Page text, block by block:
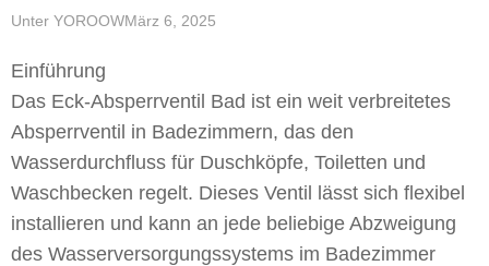
Unter YOROOWMärz 6, 2025
Einführung
Das Eck-Absperrventil Bad ist ein weit verbreitetes
Absperrventil in Badezimmern, das den
Wasserdurchfluss für Duschköpfe, Toiletten und
Waschbecken regelt. Dieses Ventil lässt sich flexibel
installieren und kann an jede beliebige Abzweigung
des Wasserversorgungssystems im Badezimmer